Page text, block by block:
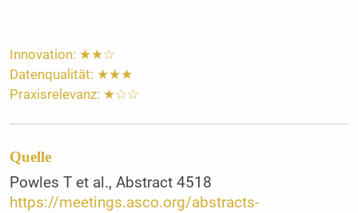
Innovation: ★★☆
Datenqualität: ★★★
Praxisrelevanz: ★☆☆
Quelle
Powles T et al., Abstract 4518
https://meetings.asco.org/abstracts-